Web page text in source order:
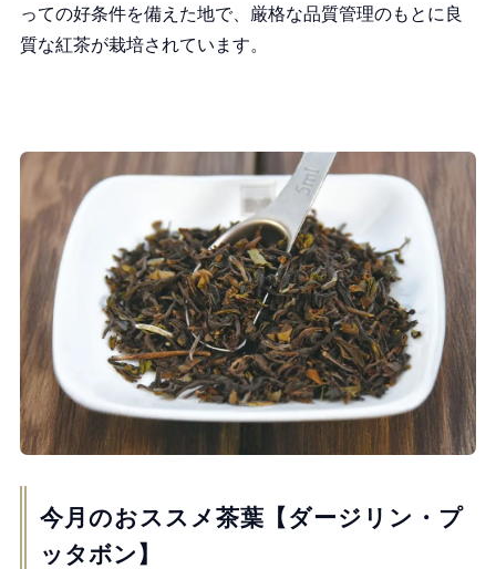
っての好条件を備えた地で、厳格な品質管理のもとに良
質な紅茶が栽培されています。
今月のおススメ茶葉【ダージリン・プ
ッタボン】